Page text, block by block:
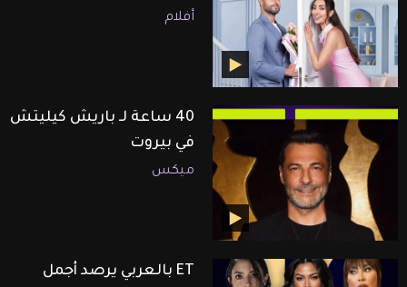
أفلام
40 ساعة لـ باريش كيليتش
في بيروت
ميكس
ET بالعربي يرصد أجمل